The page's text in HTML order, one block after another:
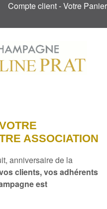
Compte client-Votre Panier
ASSOCIATION
anniversaire de la
clients, vos adhérents
est